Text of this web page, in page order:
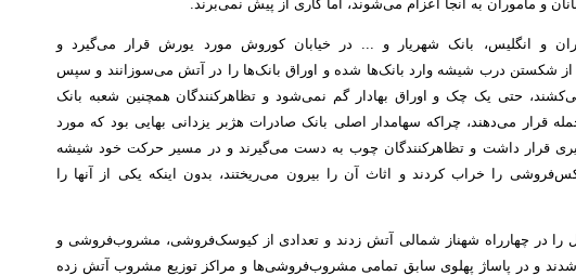
و مأموران به آنجا اعزام می‌شوند، اما کاری از پیش نمی‌برند.
و انگلیس، بانک شهریار و ... در خیابان کوروش مورد یورش قرار می‌گیرد و
از شکستن درب شیشه وارد بانک‌ها شده و اوراق بانک‌ها را در آتش می‌سوزانند و سپس
حتی یک چک و اوراق بهادار گم نمی‌شود و تظاهرکنندگان همچنین شعبه بانک
قرار می‌دهند، چراکه سهامدار اصلی بانک صادرات هژبر یزدانی بهایی بود که مورد
قرار داشت و تظاهرکنندگان چوب به دست می‌گیرند و در مسیر حرکت خود شیشه
را خراب کردند و اثاث آن را بیرون می‌ریختند، بدون اینکه یکی از آنها را
را در چهارراه شهناز شمالی آتش زدند و تعدادی از کیوسک‌فروشی، مشروب‌فروشی و
و در پاساژ پهلوی سابق تمامی مشروب‌فروشی‌ها و مراکز توزیع مشروب آتش زده